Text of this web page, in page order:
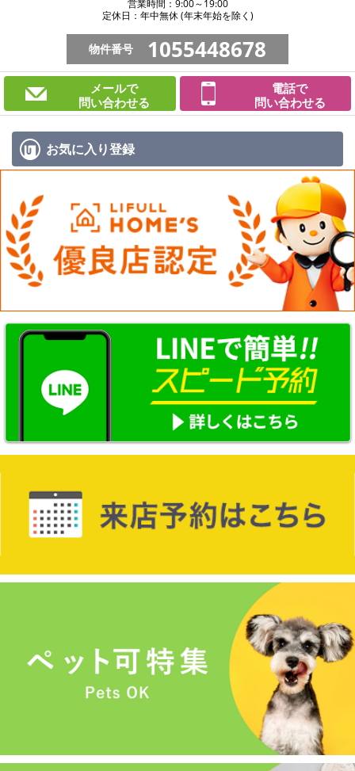
営業時間：9:00～19:00
定休日：年中無休 (年末年始を除く)
物件番号 1055448678
メールで
問い合わせる
電話で
問い合わせる
お気に入り登録